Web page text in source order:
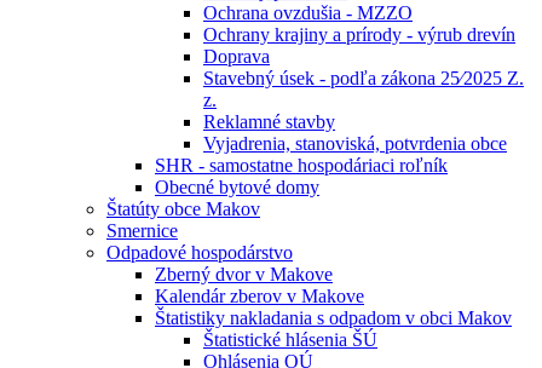
Ochrana ovzdušia - MZZO
Ochrany krajiny a prírody - výrub drevín
Doprava
Stavebný úsek - podľa zákona 25⁄2025 Z.
z.
Reklamné stavby
Vyjadrenia, stanoviská, potvrdenia obce
SHR - samostatne hospodáriaci roľník
Obecné bytové domy
Štatúty obce Makov
Smernice
Odpadové hospodárstvo
Zberný dvor v Makove
Kalendár zberov v Makove
Štatistiky nakladania s odpadom v obci Makov
Štatistické hlásenia ŠÚ
Ohlásenia OÚ